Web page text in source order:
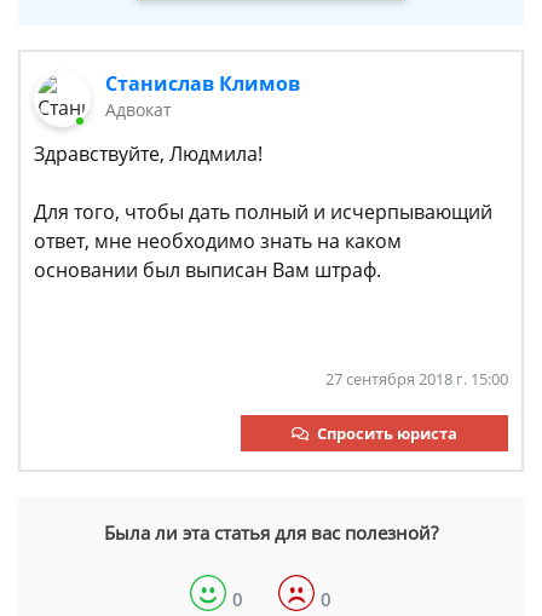
Станислав Климов
Адвокат
Здравствуйте, Людмила!
Для того, чтобы дать полный и исчерпывающий
ответ, мне необходимо знать на каком
основании был выписан Вам штраф.
27 сентября 2018 г. 15:00
Спросить юриста
Была ли эта статья для вас полезной?
0 0